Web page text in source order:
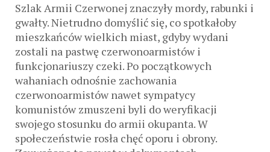
Szlak Armii Czerwonej znaczyły mordy, rabunki i
gwałty. Nietrudno domyślić się, co spotkałoby
mieszkańców wielkich miast, gdyby wydani
zostali na pastwę czerwonoarmistów i
funkcjonariuszy czeki. Po początkowych
wahaniach odnośnie zachowania
czerwonoarmistów nawet sympatycy
komunistów zmuszeni byli do weryfikacji
swojego stosunku do armii okupanta. W
społeczeństwie rosła chęć oporu i obrony.